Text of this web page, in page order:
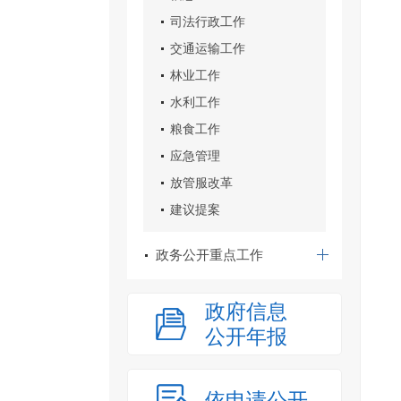
司法行政工作
交通运输工作
林业工作
水利工作
粮食工作
应急管理
放管服改革
建议提案
政务公开重点工作
政府信息
公开年报